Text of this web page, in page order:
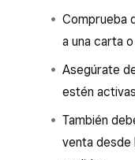
Comprueba
a una carta
Asegúrate
estén
También
venta desde